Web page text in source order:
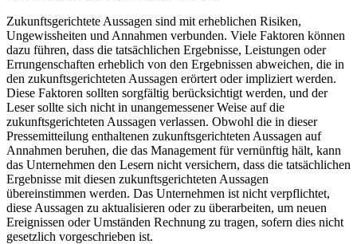
Zukunftsgerichtete Aussagen sind mit erheblichen Risiken,
Ungewissheiten und Annahmen verbunden. Viele Faktoren können
dazu führen, dass die tatsächlichen Ergebnisse, Leistungen oder
Errungenschaften erheblich von den Ergebnissen abweichen, die in
den zukunftsgerichteten Aussagen erörtert oder impliziert werden.
Diese Faktoren sollten sorgfältig berücksichtigt werden, und der
Leser sollte sich nicht in unangemessener Weise auf die
zukunftsgerichteten Aussagen verlassen. Obwohl die in dieser
Pressemitteilung enthaltenen zukunftsgerichteten Aussagen auf
Annahmen beruhen, die das Management für vernünftig hält, kann
das Unternehmen den Lesern nicht versichern, dass die tatsächlichen
Ergebnisse mit diesen zukunftsgerichteten Aussagen
übereinstimmen werden. Das Unternehmen ist nicht verpflichtet,
diese Aussagen zu aktualisieren oder zu überarbeiten, um neuen
Ereignissen oder Umständen Rechnung zu tragen, sofern dies nicht
gesetzlich vorgeschrieben ist.